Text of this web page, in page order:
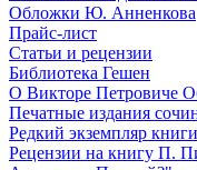
Обложки Ю. Анненкова
Прайс-лист
Статьи и рецензии
Библиотека Гешен
О Викторе Петровиче
Печатные издания
Редкий экземпляр
Рецензии на книгу П.